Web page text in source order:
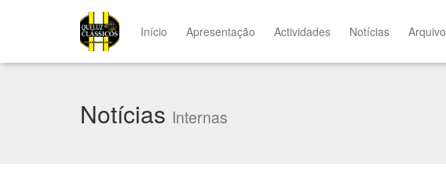
Início Apresentação Actividades Notícias Arquivo
Notícias Internas